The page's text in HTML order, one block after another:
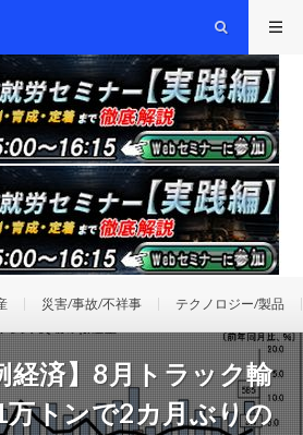
災害/事故/不祥事 テクノロジー/製品
経済】8月トラック輸
トンで2カ月ぶりの